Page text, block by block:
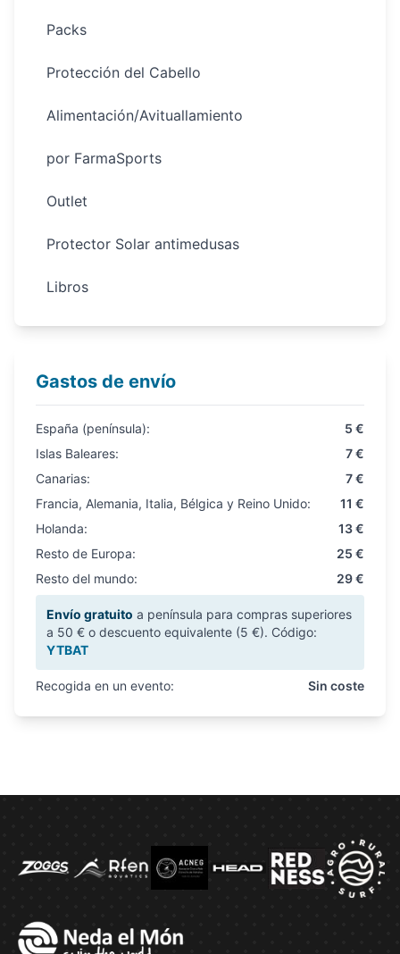
Packs
Protección del Cabello
Alimentación/Avituallamiento
por FarmaSports
Outlet
Protector Solar antimedusas
Libros
Gastos de envío
España (península):
5 €
Islas Baleares:
7 €
Canarias:
7 €
Francia, Alemania, Italia, Bélgica y Reino Unido:
11 €
Holanda:
13 €
Resto de Europa:
25 €
Resto del mundo:
29 €
Envío gratuito a península para compras superiores
a 50 € o descuento equivalente (5 €). Código:
YTBAT
Recogida en un evento: Sin coste